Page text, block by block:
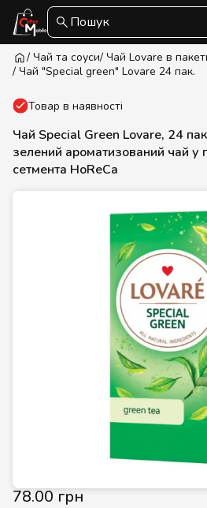
Пошук
/ Чай та соуси/ Чай Lovare в
/ Чай "Special green" Lovare 24 пак.
Товар в наявності
Чай Special Green Lovare, 24
зелений ароматизований чай у
сетмента HoReCa
78.00 грн